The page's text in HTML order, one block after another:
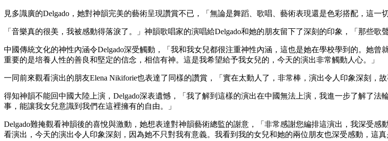
見多識廣的Delgado，她對神韻完美的藝術呈現讚賞不已，「無論是舞蹈、歌唱、藝術表現還是色彩搭配，這一
「音樂真的很美，我被感動得落淚了。」神韻歌唱家的演唱給Delgado和她的朋友留下了深刻的印象，「那些歌
中國傳統文化的神性內涵令Delgado深受觸動，「我和我女兒都很注重神性內涵，這也是她在學校學到的。她
重要的是培養人性的善良和堅定的信念，相信有神。這是我希望給予我女兒的，今天的演出非常觸動人心。」
一同前來觀看演出的朋友Elena Nikiforie也表達了同樣的讚賞，「實在太動人了，非常棒，演出令人印象深刻，
得知神韻不能回中國大陸上演，Delgado深表遺憾，「我了解到這樣的演出在中國無法上演，我進一步了解了
事，能讓我女兒意識到我們在這裡擁有的自由。」
Delgado難掩觀看神韻後的喜悅與激動，她想表達對神韻藝術總監的謝意，「非常感謝您編排這演出，我深受
看演出，今天的演出令人印象深刻，因為她不只對我有意義。我看到我的女兒和她的兩位朋友也深受感動，這真